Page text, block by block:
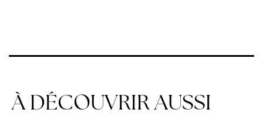
À DÉCOUVRIR AUSSI